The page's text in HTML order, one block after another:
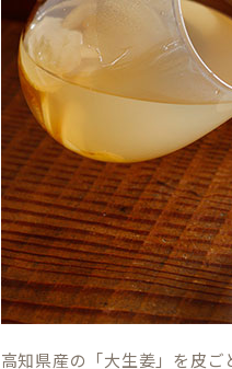
高知県産の「大生姜」を皮ご